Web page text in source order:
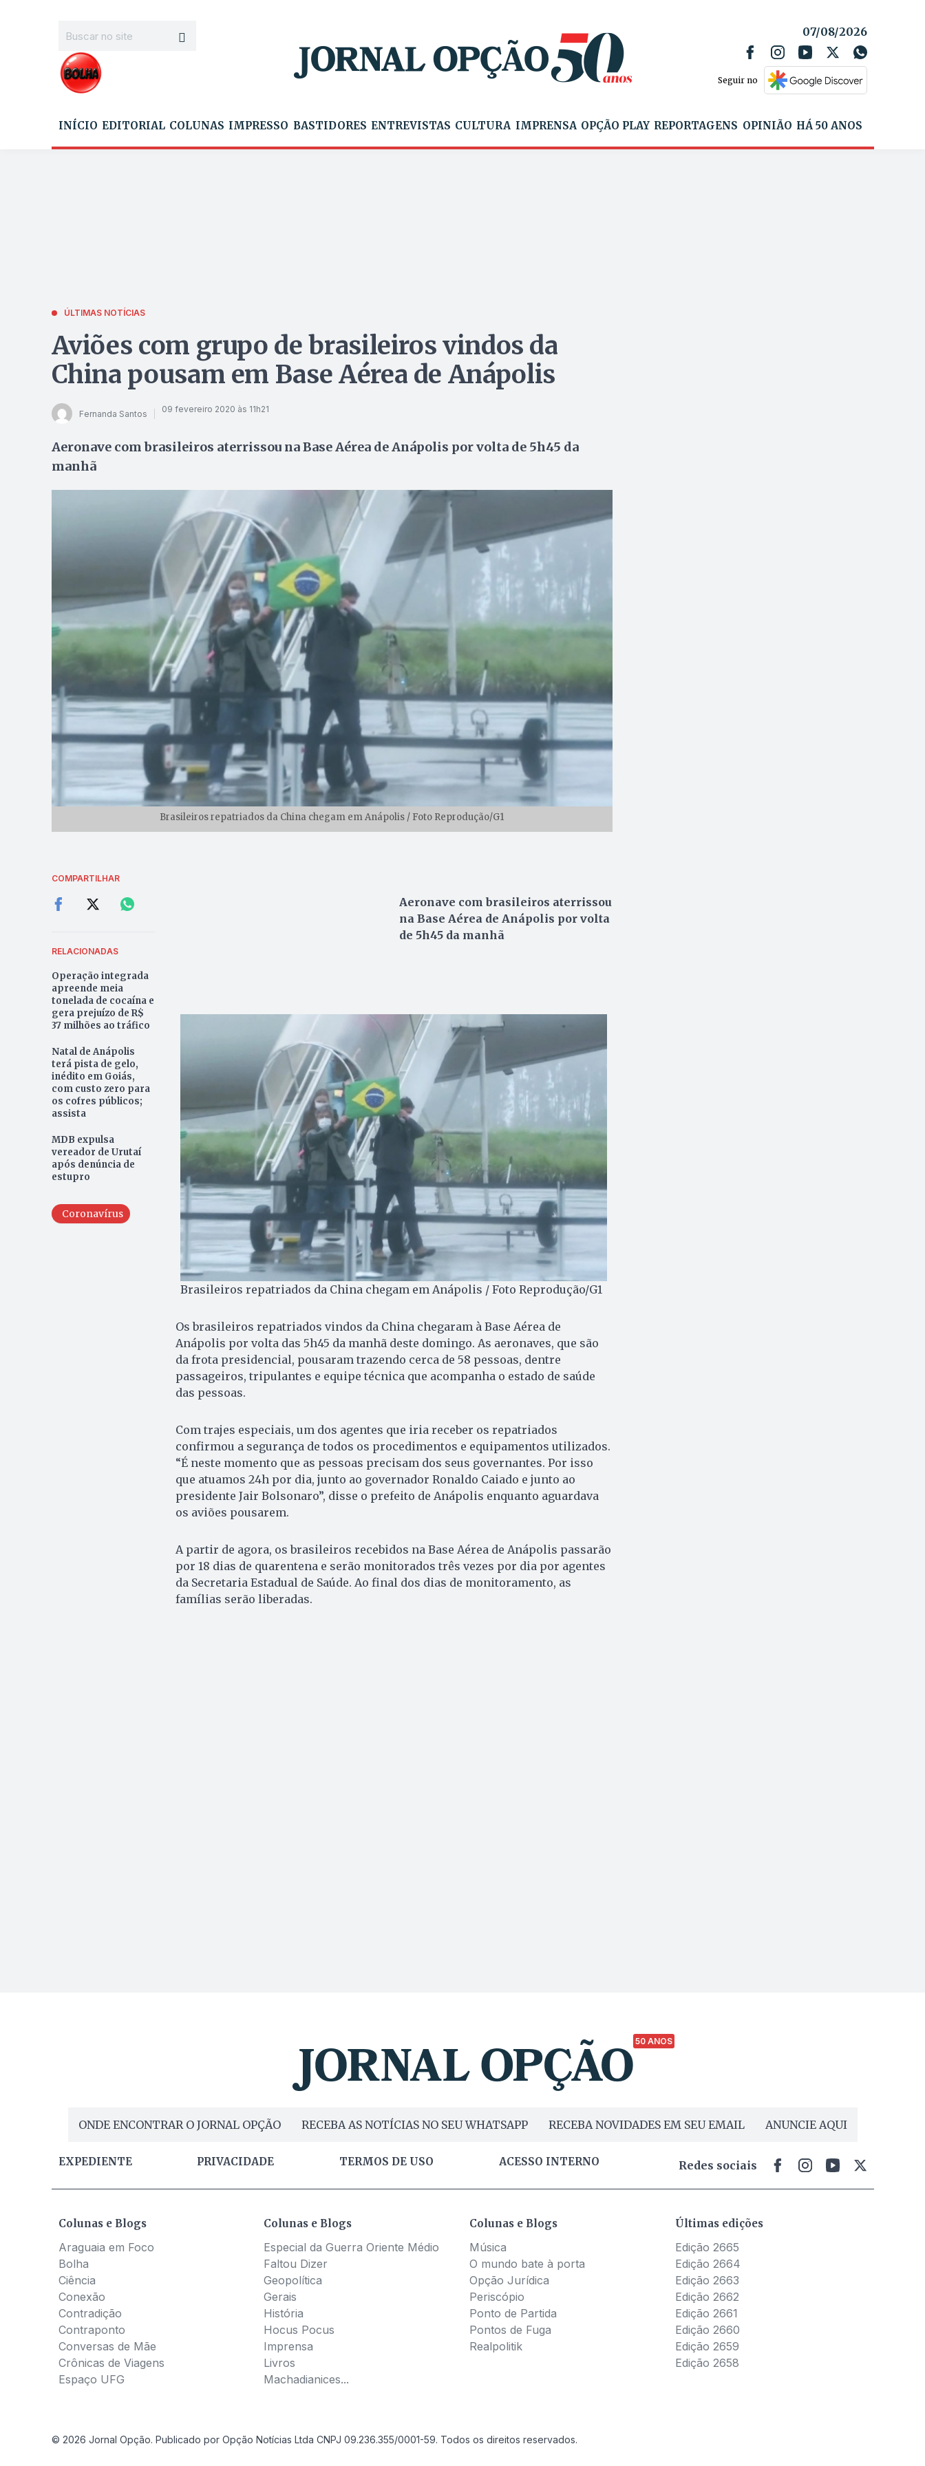
07/08/2026
Seguir no
INÍCIO EDITORIAL COLUNAS IMPRESSO BASTIDORES ENTREVISTAS CULTURA IMPRENSA OPÇÃO PLAY REPORTAGENS OPINIÃO HÁ 50 ANOS
ÚLTIMAS NOTÍCIAS
Aviões com grupo de brasileiros vindos da
China pousam em Base Aérea de Anápolis
Fernanda Santos 09 fevereiro 2020 às 11h21
Aeronave com brasileiros aterrissou na Base Aérea de Anápolis por volta de 5h45 da
manhã
Brasileiros repatriados da China chegam em Anápolis / Foto Reprodução/G1
COMPARTILHAR
RELACIONADAS
Operação integrada
apreende meia
tonelada de cocaína e
gera prejuízo de R$
37 milhões ao tráfico
Natal de Anápolis
terá pista de gelo,
inédito em Goiás,
com custo zero para
os cofres públicos;
assista
MDB expulsa
vereador de Urutaí
após denúncia de
estupro
Coronavírus
Aeronave com brasileiros aterrissou
na Base Aérea de Anápolis por volta
de 5h45 da manhã
Brasileiros repatriados da China chegam em Anápolis / Foto Reprodução/G1
Os brasileiros repatriados vindos da China chegaram à Base Aérea de
Anápolis por volta das 5h45 da manhã deste domingo. As aeronaves, que são
da frota presidencial, pousaram trazendo cerca de 58 pessoas, dentre
passageiros, tripulantes e equipe técnica que acompanha o estado de saúde
das pessoas.
Com trajes especiais, um dos agentes que iria receber os repatriados
confirmou a segurança de todos os procedimentos e equipamentos utilizados.
“É neste momento que as pessoas precisam dos seus governantes. Por isso
que atuamos 24h por dia, junto ao governador Ronaldo Caiado e junto ao
presidente Jair Bolsonaro”, disse o prefeito de Anápolis enquanto aguardava
os aviões pousarem.
A partir de agora, os brasileiros recebidos na Base Aérea de Anápolis passarão
por 18 dias de quarentena e serão monitorados três vezes por dia por agentes
da Secretaria Estadual de Saúde. Ao final dos dias de monitoramento, as
famílias serão liberadas.
50 ANOS
ONDE ENCONTRAR O JORNAL OPÇÃO RECEBA AS NOTÍCIAS NO SEU WHATSAPP RECEBA NOVIDADES EM SEU EMAIL ANUNCIE AQUI
EXPEDIENTE PRIVACIDADE TERMOS DE USO ACESSO INTERNO Redes sociais
Colunas e Blogs
Araguaia em Foco
Bolha
Ciência
Conexão
Contradição
Contraponto
Conversas de Mãe
Crônicas de Viagens
Espaço UFG
Colunas e Blogs
Especial da Guerra Oriente Médio
Faltou Dizer
Geopolítica
Gerais
História
Hocus Pocus
Imprensa
Livros
Machadianices...
Colunas e Blogs
Música
O mundo bate à porta
Opção Jurídica
Periscópio
Ponto de Partida
Pontos de Fuga
Realpolitik
Últimas edições
Edição 2665
Edição 2664
Edição 2663
Edição 2662
Edição 2661
Edição 2660
Edição 2659
Edição 2658
© 2026 Jornal Opção. Publicado por Opção Notícias Ltda CNPJ 09.236.355/0001-59. Todos os direitos reservados.